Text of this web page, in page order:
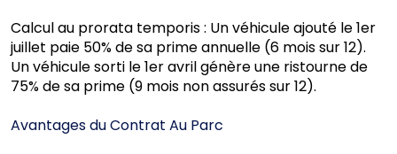
Calcul au prorata temporis : Un véhicule ajouté le 1er
juillet paie 50% de sa prime annuelle (6 mois sur 12).
Un véhicule sorti le 1er avril génère une ristourne de
75% de sa prime (9 mois non assurés sur 12).
Avantages du Contrat Au Parc